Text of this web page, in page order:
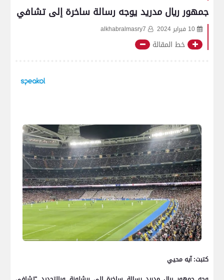
جمهور ريال مدريد يوجه رسالة ساخرة إلى تشافي
10 فبراير 2024 alkhabralmasry7
خط المقالة
كتبت: آيه محيي